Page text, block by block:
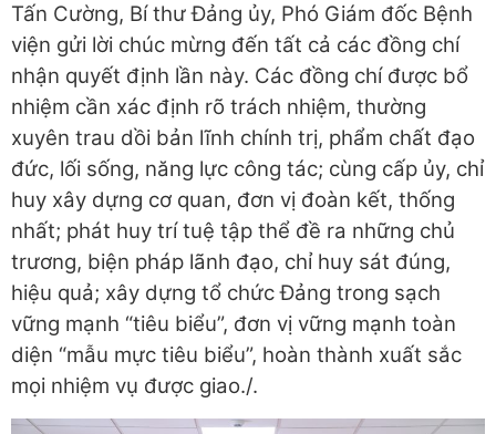
Tấn Cường, Bí thư Đảng ủy, Phó Giám đốc Bệnh
viện gửi lời chúc mừng đến tất cả các đồng chí
nhận quyết định lần này. Các đồng chí được bổ
nhiệm cần xác định rõ trách nhiệm, thường
xuyên trau dồi bản lĩnh chính trị, phẩm chất đạo
đức, lối sống, năng lực công tác; cùng cấp ủy, chỉ
huy xây dựng cơ quan, đơn vị đoàn kết, thống
nhất; phát huy trí tuệ tập thể đề ra những chủ
trương, biện pháp lãnh đạo, chỉ huy sát đúng,
hiệu quả; xây dựng tổ chức Đảng trong sạch
vững mạnh “tiêu biểu”, đơn vị vững mạnh toàn
diện “mẫu mực tiêu biểu”, hoàn thành xuất sắc
mọi nhiệm vụ được giao./.